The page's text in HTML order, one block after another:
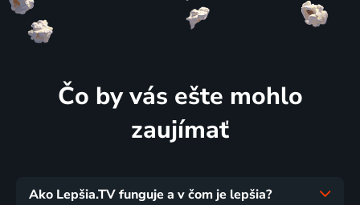
Čo by vás ešte mohlo
zaujímať
Ako Lepšia.TV funguje a v čom je lepšia?